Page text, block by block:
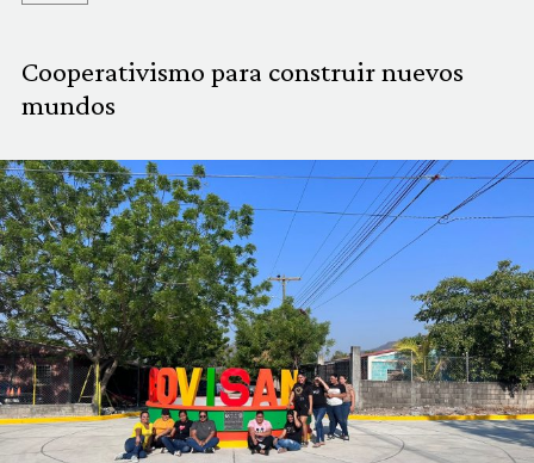
REDACCIÓN ABIERTA
LATFEMLAB.
PRODUCTOS
COMUNIDAD
QUIÉNES SOMOS
Cooperativismo para construir nuevos
mundos